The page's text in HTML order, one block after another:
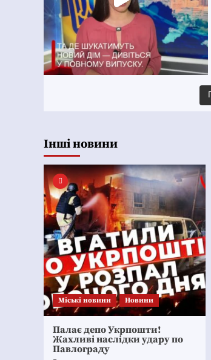
Інші новини
Mіські новини Новини
Палає депо Укрпошти!
Жахливі наслідки удару по
Павлограду